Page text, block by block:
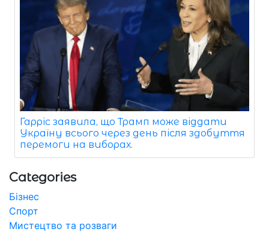
Гарріс заявила, що Трамп може віддати
Україну всього через день після здобуття
перемоги на виборах.
Categories
Бізнес
Спорт
Мистецтво та розваги